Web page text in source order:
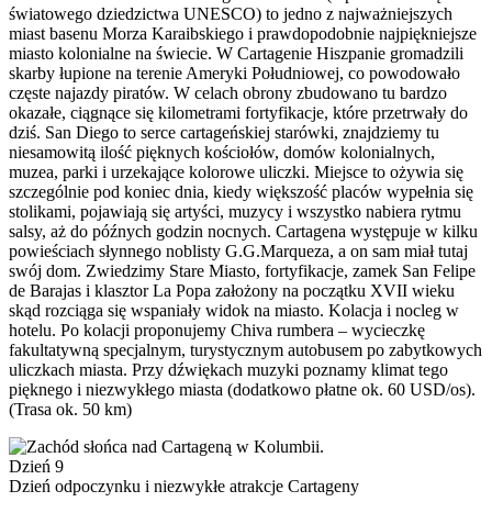
światowego dziedzictwa UNESCO) to jedno z najważniejszych
miast basenu Morza Karaibskiego i prawdopodobnie najpiękniejsze
miasto kolonialne na świecie. W Cartagenie Hiszpanie gromadzili
skarby łupione na terenie Ameryki Południowej, co powodowało
częste najazdy piratów. W celach obrony zbudowano tu bardzo
okazałe, ciągnące się kilometrami fortyfikacje, które przetrwały do
dziś. San Diego to serce cartageńskiej starówki, znajdziemy tu
niesamowitą ilość pięknych kościołów, domów kolonialnych,
muzea, parki i urzekające kolorowe uliczki. Miejsce to ożywia się
szczególnie pod koniec dnia, kiedy większość placów wypełnia się
stolikami, pojawiają się artyści, muzycy i wszystko nabiera rytmu
salsy, aż do późnych godzin nocnych. Cartagena występuje w kilku
powieściach słynnego noblisty G.G.Marqueza, a on sam miał tutaj
swój dom. Zwiedzimy Stare Miasto, fortyfikacje, zamek San Felipe
de Barajas i klasztor La Popa założony na początku XVII wieku
skąd rozciąga się wspaniały widok na miasto. Kolacja i nocleg w
hotelu. Po kolacji proponujemy Chiva rumbera – wycieczkę
fakultatywną specjalnym, turystycznym autobusem po zabytkowych
uliczkach miasta. Przy dźwiękach muzyki poznamy klimat tego
pięknego i niezwykłego miasta (dodatkowo płatne ok. 60 USD/os).
(Trasa ok. 50 km)
Dzień 9
Dzień odpoczynku i niezwykłe atrakcje Cartageny